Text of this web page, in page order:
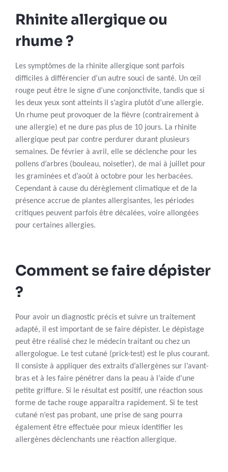
Rhinite allergique ou
rhume ?
Les symptômes de la rhinite allergique sont parfois
difficiles à différencier d’un autre souci de santé. Un œil
rouge peut être le signe d’une conjonctivite, tandis que si
les deux yeux sont atteints il s’agira plutôt d’une allergie.
Un rhume peut provoquer de la fièvre (contrairement à
une allergie) et ne dure pas plus de 10 jours. La rhinite
allergique peut par contre perdurer durant plusieurs
semaines. De février à avril, elle se déclenche pour les
pollens d’arbres (bouleau, noisetier), de mai à juillet pour
les graminées et d’août à octobre pour les herbacées.
Cependant à cause du dérèglement climatique et de la
présence accrue de plantes allergisantes, les périodes
critiques peuvent parfois être décalées, voire allongées
pour certaines allergies.
Comment se faire dépister
?
Pour avoir un diagnostic précis et suivre un traitement
adapté, il est important de se faire dépister. Le dépistage
peut être réalisé chez le médecin traitant ou chez un
allergologue. Le test cutané (prick-test) est le plus courant.
Il consiste à appliquer des extraits d’allergènes sur l’avant-
bras et à les faire pénétrer dans la peau à l’aide d’une
petite griffure. Si le résultat est positif, une réaction sous
forme de tache rouge apparaîtra rapidement. Si te test
cutané n’est pas probant, une prise de sang pourra
également être effectuée pour mieux identifier les
allergènes déclenchants une réaction allergique.